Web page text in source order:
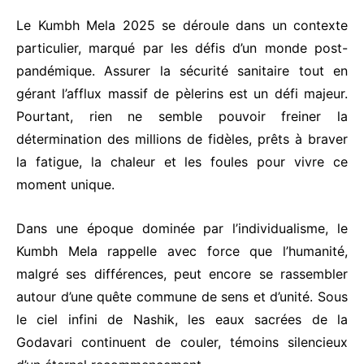
Le Kumbh Mela 2025 se déroule dans un contexte
particulier, marqué par les défis d’un monde post-
pandémique. Assurer la sécurité sanitaire tout en
gérant l’afflux massif de pèlerins est un défi majeur.
Pourtant, rien ne semble pouvoir freiner la
détermination des millions de fidèles, prêts à braver
la fatigue, la chaleur et les foules pour vivre ce
moment unique.
Dans une époque dominée par l’individualisme, le
Kumbh Mela rappelle avec force que l’humanité,
malgré ses différences, peut encore se rassembler
autour d’une quête commune de sens et d’unité. Sous
le ciel infini de Nashik, les eaux sacrées de la
Godavari continuent de couler, témoins silencieux